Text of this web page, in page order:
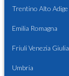
Trentino Alto Adige
Emilia Romagna
Friuli Venezia Giulia
Umbria